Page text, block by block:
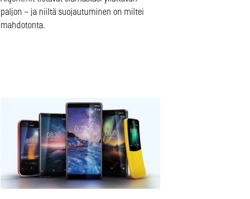
paljon – ja niiltä suojautuminen on miltei
mahdotonta.